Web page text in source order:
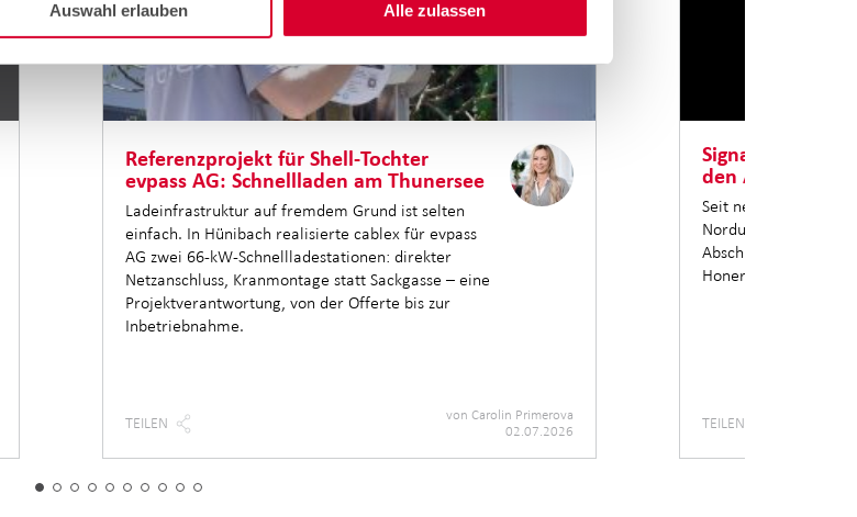
Auswahl erlauben Alle zulassen
Referenzprojekt für Shell-Tochter
evpass AG: Schnellladen am Thunersee
Ladeinfrastruktur auf fremdem Grund ist selten
einfach. In Hünibach realisierte cablex für evpass
AG zwei 66-kW-Schnellladestationen: direkter
Netzanschluss, Kranmontage statt Sackgasse – eine
Projektverantwortung, von der Offerte bis zur
Inbetriebnahme.
TEILEN von Carolin Primerova
02.07.2026
Signalmontage
den
Seit neun Jahren
Nordumfahrung
Abschnitt für
Honeret.
TEILEN